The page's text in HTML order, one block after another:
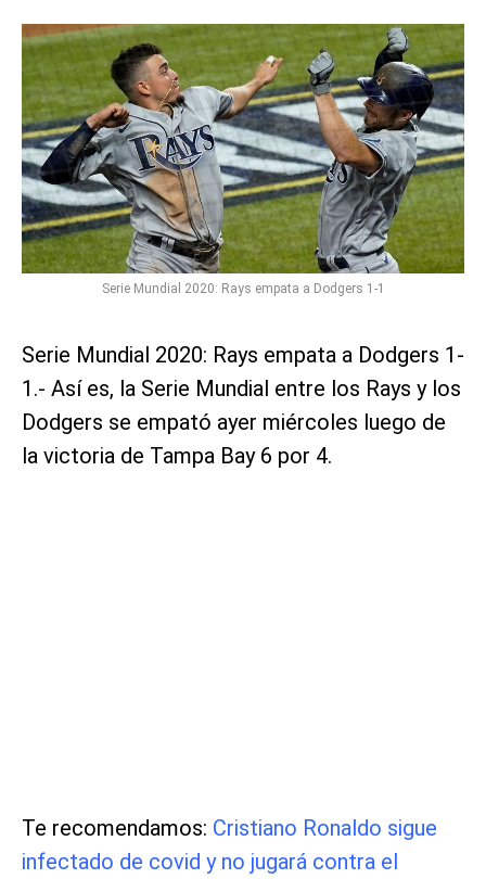
Serie Mundial 2020: Rays empata a Dodgers 1-1
Serie Mundial 2020: Rays empata a Dodgers 1-
1.- Así es, la Serie Mundial entre los Rays y los
Dodgers se empató ayer miércoles luego de
la victoria de Tampa Bay 6 por 4.
Te recomendamos: Cristiano Ronaldo sigue
infectado de covid y no jugará contra el